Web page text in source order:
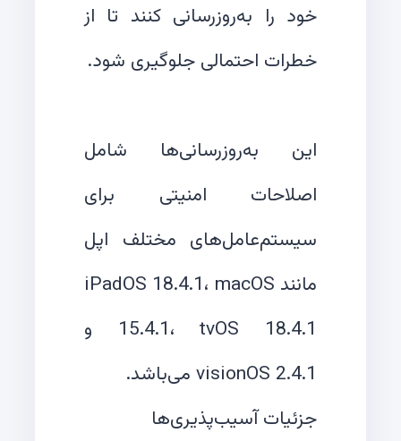
خود را به‌روزرسانی کنند تا از
این به‌روزرسانی‌ها شامل
اصلاحات امنیتی برای
سیستم‌عامل‌های مختلف اپل
مانند iPadOS 18.4.1، macOS
15.4.1، tvOS 18.4.1 و